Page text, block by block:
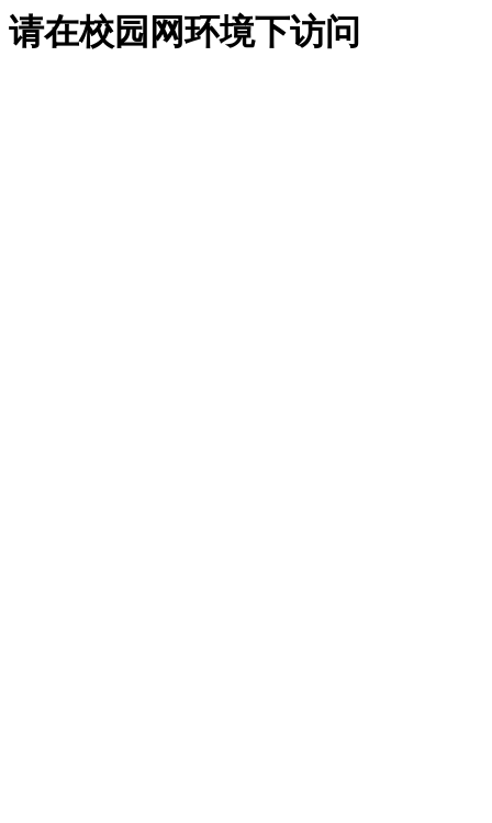
请在校园网环境下访问